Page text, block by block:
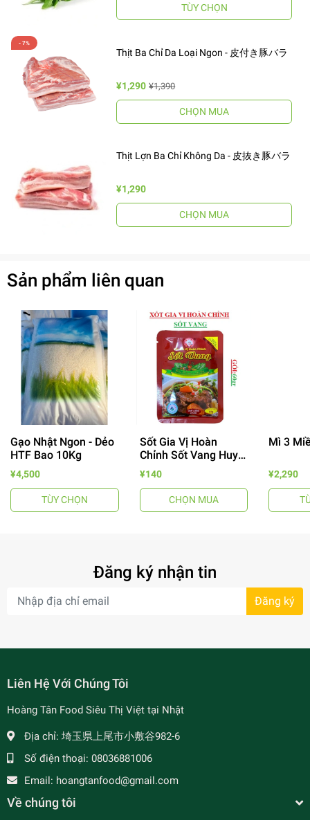
TÙY CHỌN
Thịt Ba Chỉ Da Loại Ngon - 皮付き豚バラ
¥1,290 ¥1,390
CHỌN MUA
Thịt Lợn Ba Chỉ Không Da - 皮抜き豚バラ
¥1,290
CHỌN MUA
Sản phẩm liên quan
Gạo Nhật Ngon - Dẻo
HTF Bao 10Kg
¥4,500
TÙY CHỌN
Sốt Gia Vị Hoàn
Chỉnh Sốt Vang Huy
Tuấn
¥140
CHỌN MUA
Mì 3
¥2,290
Đăng ký nhận tin
Đăng ký
Liên Hệ Với Chúng Tôi
Hoàng Tân Food Siêu Thị Việt tại Nhật
Địa chỉ: 埼玉県上尾市小敷谷982-6
Số điện thoại: 08036881006
Email: hoangtanfood@gmail.com
Về chúng tôi